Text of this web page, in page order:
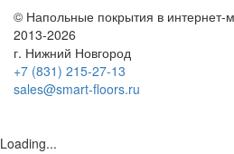
© Напольные покрытия в интернет-
2013-2026
г. Нижний Новгород
+7 (831) 215-27-13
sales@smart-floors.ru
Loading...